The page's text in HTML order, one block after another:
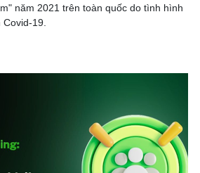
năm 2021 trên toàn quốc do tình hình
19.